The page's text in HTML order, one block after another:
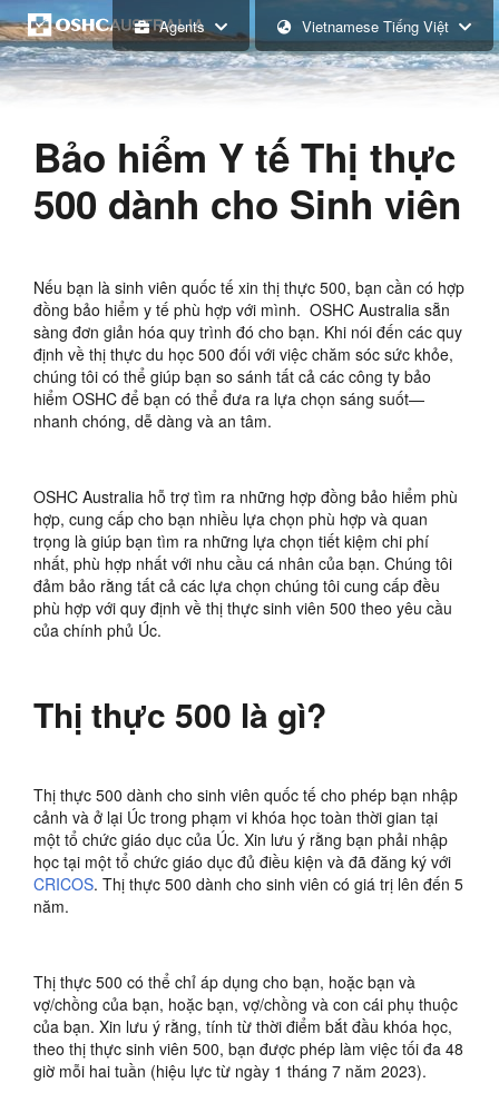
Agents Vietnamese Tiếng Việt
Bảo hiểm Y tế Thị thực
500 dành cho Sinh viên
Nếu bạn là sinh viên quốc tế xin thị thực 500, bạn cần có hợp
đồng bảo hiểm y tế phù hợp với mình. OSHC Australia sẵn
sàng đơn giản hóa quy trình đó cho bạn. Khi nói đến các quy
định về thị thực du học 500 đối với việc chăm sóc sức khỏe,
chúng tôi có thể giúp bạn so sánh tất cả các công ty bảo
hiểm OSHC để bạn có thể đưa ra lựa chọn sáng suốt—
nhanh chóng, dễ dàng và an tâm.
OSHC Australia hỗ trợ tìm ra những hợp đồng bảo hiểm phù
hợp, cung cấp cho bạn nhiều lựa chọn phù hợp và quan
trọng là giúp bạn tìm ra những lựa chọn tiết kiệm chi phí
nhất, phù hợp nhất với nhu cầu cá nhân của bạn. Chúng tôi
đảm bảo rằng tất cả các lựa chọn chúng tôi cung cấp đều
phù hợp với quy định về thị thực sinh viên 500 theo yêu cầu
của chính phủ Úc.
Thị thực 500 là gì?
Thị thực 500 dành cho sinh viên quốc tế cho phép bạn nhập
cảnh và ở lại Úc trong phạm vi khóa học toàn thời gian tại
một tổ chức giáo dục của Úc. Xin lưu ý rằng bạn phải nhập
học tại một tổ chức giáo dục đủ điều kiện và đã đăng ký với
CRICOS. Thị thực 500 dành cho sinh viên có giá trị lên đến 5
năm.
Thị thực 500 có thể chỉ áp dụng cho bạn, hoặc bạn và
vợ/chồng của bạn, hoặc bạn, vợ/chồng và con cái phụ thuộc
của bạn. Xin lưu ý rằng, tính từ thời điểm bắt đầu khóa học,
theo thị thực sinh viên 500, bạn được phép làm việc tối đa 48
giờ mỗi hai tuần (hiệu lực từ ngày 1 tháng 7 năm 2023).